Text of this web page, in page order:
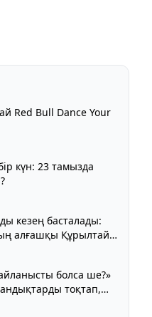
Red Bull Dance Your
күн: 23 тамызда
кезең басталады:
алғашқы Құрылтайы
болса ше?»
тоқтап,